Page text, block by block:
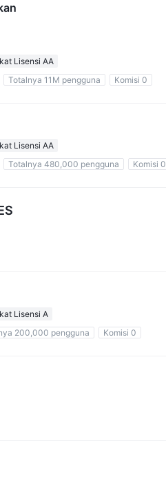
Lisensi AA
Totalnya 11M pengguna Komisi 0
Lisensi AA
Totalnya 480,000 pengguna Komisi 0
Lisensi A
200,000 pengguna Komisi 0